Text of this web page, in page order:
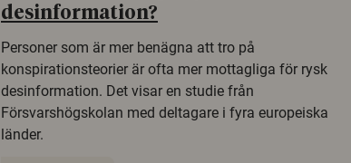
desinformation?
Personer som är mer benägna att tro på
konspirationsteorier är ofta mer mottagliga för rysk
desinformation. Det visar en studie från
Försvarshögskolan med deltagare i fyra europeiska
länder.